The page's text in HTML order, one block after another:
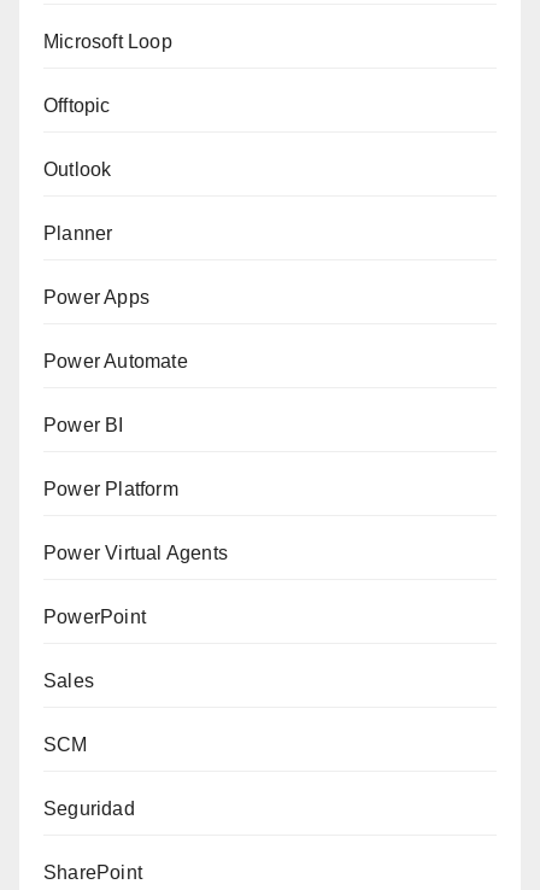
Microsoft Loop
Offtopic
Outlook
Planner
Power Apps
Power Automate
Power BI
Power Platform
Power Virtual Agents
PowerPoint
Sales
SCM
Seguridad
SharePoint